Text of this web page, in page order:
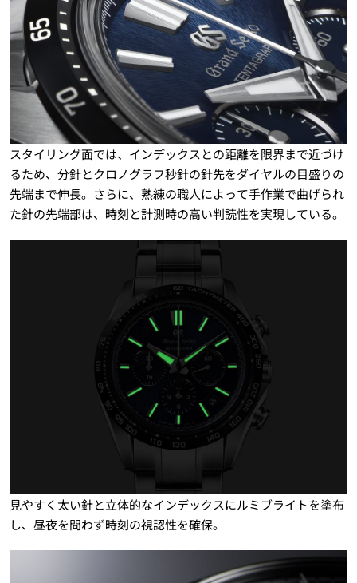
スタイリング面では、インデックスとの距離を限界まで近づけ
るため、分針とクロノグラフ秒針の針先をダイヤルの目盛りの
先端まで伸長。さらに、熟練の職人によって手作業で曲げられ
た針の先端部は、時刻と計測時の高い判読性を実現している。
見やすく太い針と立体的なインデックスにルミブライトを塗布
し、昼夜を問わず時刻の視認性を確保。